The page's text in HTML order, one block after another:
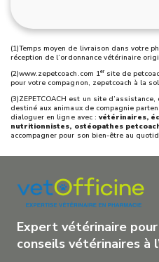
(1)Temps moyen de livraison dans votre
réception de l’ordonnance vétérinaire
(2)www.zepetcoach.com 1ersite de
pour votre compagnon, zepetcoach à la
(3)ZEPETCOACH est un site
destiné aux animaux de compagnie
dialoguer en ligne avec : vétérinaires,
nutritionnistes, ostéopathes
accompagner pour son bien-être au
Expert vétérinaire
conseils vétérinaires à